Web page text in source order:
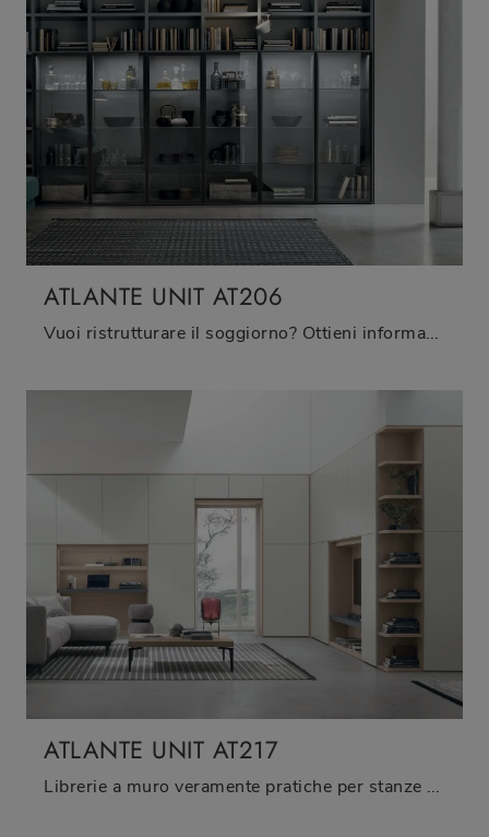
ATLANTE UNIT AT206
Vuoi ristrutturare il soggiorno? Ottieni informazioni sulle librerie moderne a muro e arreda i tuoi interni con il modello Atlante UNIT AT206.
ATLANTE UNIT AT217
Librerie a muro veramente pratiche per stanze moderne: ottieni informazioni sul modello Atlante UNIT AT217 della firma Tomasella!